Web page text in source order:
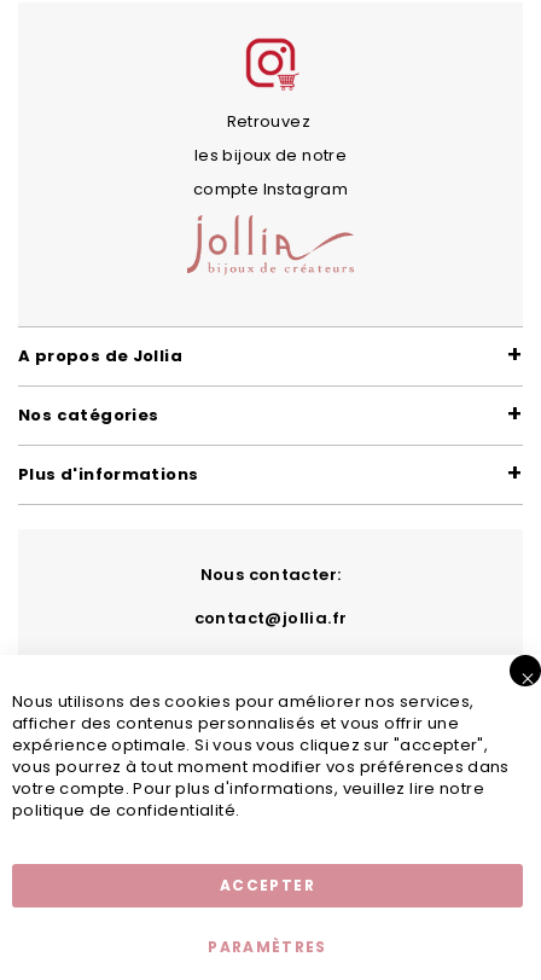
Retrouvez
les bijoux de notre
compte Instagram
A propos de Jollia
Nos catégories
Plus d'informations
Nous contacter:
contact@jollia.fr
Nous utilisons des cookies pour améliorer nos services,
afficher des contenus personnalisés et vous offrir une
expérience optimale. Si vous vous cliquez sur "accepter",
vous pourrez à tout moment modifier vos préférences dans
votre compte. Pour plus d'informations, veuillez lire notre
politique de confidentialité.
ACCEPTER
PARAMÈTRES